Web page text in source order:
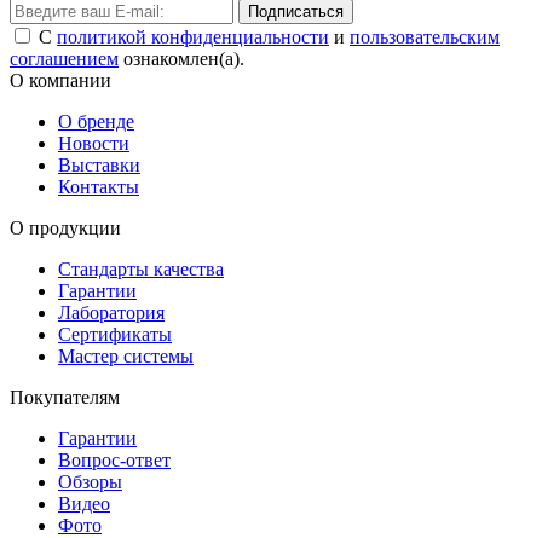
Подписаться
С политикой конфиденциальности и пользовательским
соглашением ознакомлен(а).
О компании
О бренде
Новости
Выставки
Контакты
О продукции
Стандарты качества
Гарантии
Лаборатория
Сертификаты
Мастер системы
Покупателям
Гарантии
Вопрос-ответ
Обзоры
Видео
Фото